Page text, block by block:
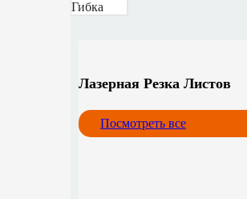
Гибка
Лазерная Резка Листов
Посмотреть все